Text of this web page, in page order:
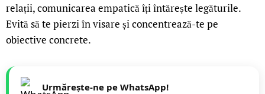
relații, comunicarea empatică îți întărește legăturile.
Evită să te pierzi în visare și concentrează-te pe
obiective concrete.
Urmărește-ne pe WhatsApp!